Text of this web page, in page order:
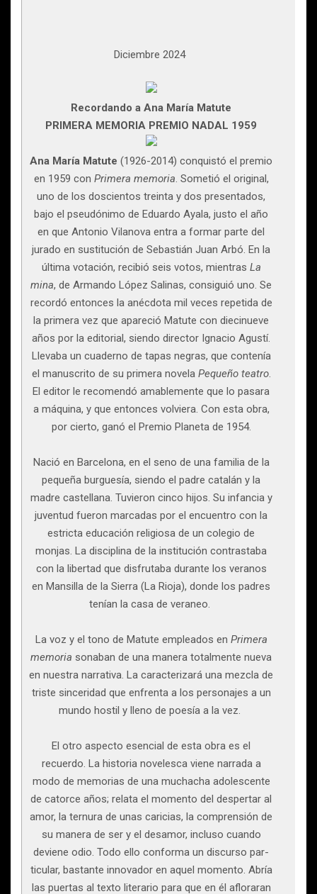
Diciembre 2024
Recordando a Ana María Matute
PRIMERA MEMORIA PREMIO NADAL 1959
Ana María Matute (1926-2014) conquistó el premio
en 1959 con Primera memoria. Sometió el original,
uno de los doscientos treinta y dos presentados,
bajo el pseudónimo de Eduardo Ayala, justo el año
en que Antonio Vilanova entra a formar parte del
jurado en sustitución de Sebastián Juan Arbó. En la
última votación, recibió seis votos, mientras La
mina, de Armando López Salinas, consiguió uno. Se
re­cordó entonces la anécdota mil veces repetida de
la primera vez que apareció Matute con diecinueve
años por la edito­rial, siendo director Ignacio Agustí.
Llevaba un cuaderno de tapas negras, que contenía
el manuscrito de su primera novela Pequeño teatro.
El editor le recomendó amablemente que lo pasara
a máquina, y que entonces volviera. Con esta obra,
por cierto, ganó el Premio Planeta de 1954.
Nació en Barcelona, en el seno de una familia de la
pe­queña burguesía, siendo el padre catalán y la
madre caste­llana. Tuvieron cinco hijos. Su infancia y
juventud fueron marcadas por el encuentro con la
estricta educación religio­sa de un colegio de
monjas. La disciplina de la institución contrastaba
con la libertad que disfrutaba durante los vera­nos
en Mansilla de la Sierra (La Rioja), donde los padres
te­nían la casa de veraneo.
La voz y el tono de Matute empleados en Primera
me­moria sonaban de una manera totalmente nueva
en nuestra narrativa. La caracterizará una mezcla de
triste sinceri­dad que enfrenta a los personajes a un
mundo hostil y lleno de poesía a la vez.
El otro aspecto esencial de esta obra es el
recuerdo. La historia novelesca viene narrada a
modo de memorias de una muchacha adolescente
de catorce años; relata el mo­mento del despertar al
amor, la ternura de unas caricias, la comprensión de
su manera de ser y el desamor, incluso cuando
deviene odio. Todo ello conforma un discurso par­
ticular, bastante innovador en aquel momento. Abría
las puertas al texto literario para que en él afloraran